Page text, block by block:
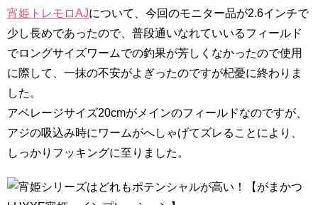
宵姫トレモロAJについて、今回のモニター品が2.6インチで
少し長めであったので、普段通いなれていいるフィールド
でロングサイズワームでの釣果が芳しくなかったので使用
に際して、一抹の不安がよぎったのですが杞憂に終わりま
した。
アベレージサイズ20cmがメインのフィールドなのですが、
アジの吸込み時にワームがへしゃげてズレることにより、
しっかりフッキングに至りました。